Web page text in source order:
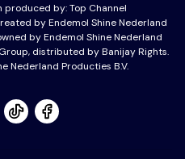
produced by:Top Channel
by Endemol Shine Nederland
by Endemol Shine Nederland
distributed by Banijay Rights.
Nederland Producties B.V.